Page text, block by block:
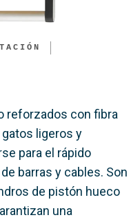
reforzados con fibra
gatos ligeros y
para el rápido
barras y cables. Son
de pistón hueco
una